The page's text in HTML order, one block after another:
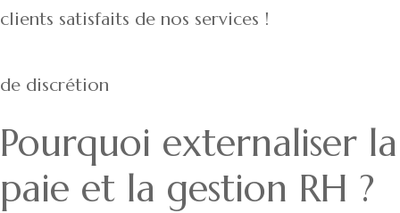
clients satisfaits de nos services !
de discrétion
Pourquoi externaliser la
paie et la gestion RH ?